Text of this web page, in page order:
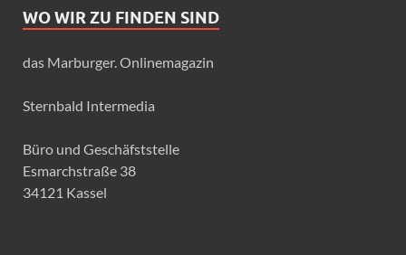
WO WIR ZU FINDEN SIND
das Marburger. Onlinemagazin
Sternbald Intermedia
Büro und Geschäfststelle
Esmarchstraße 38
34121 Kassel